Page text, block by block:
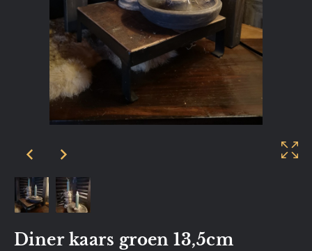
Diner kaars groen 13,5cm